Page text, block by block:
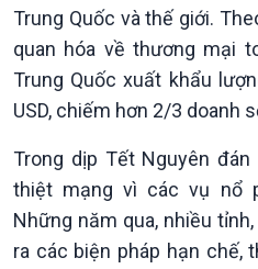
Văn hoá & Du lịch
Trung Quốc và thế giới.
quan hóa về thương mại
Trung Quốc xuất khẩu
USD, chiếm hơn 2/3 doanh
Trong dịp Tết Nguyên
thiệt mạng vì các vụ nổ
Những năm qua, nhiều
ra các biện pháp hạn chế,